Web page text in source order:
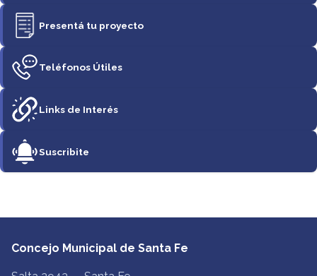
Presentá tu proyecto
Teléfonos Útiles
Links de Interés
Suscribite
Concejo Municipal de Santa Fe